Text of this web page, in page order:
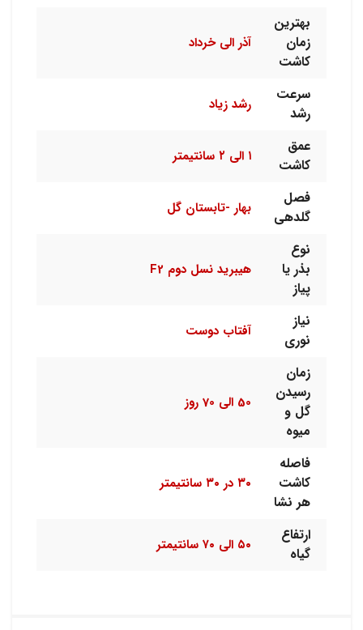
بهترین
زمان
کاشت
آذر الی خرداد
سرعت
رشد
رشد زیاد
عمق
کاشت
۱ الی ۲ سانتیمتر
فصل
گلدهی
بهار -تابستان گل
نوع
بذر یا
پیاز
هیبرید نسل دوم F2
نیاز
نوری
آفتاب دوست
زمان
رسیدن
گل و
میوه
50 الی 70 روز
فاصله
کاشت
هر نشا
۳۰ در ۳۰ سانتیمتر
ارتفاع
گیاه
۵۰ الی ۷۰ سانتیمتر